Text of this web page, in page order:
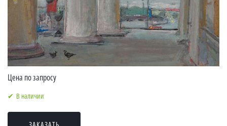
Цена по запросу
В наличии